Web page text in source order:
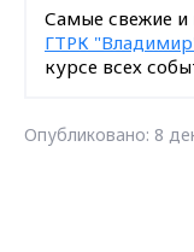
Самые свежие и
ГТРК
курсе всех
Опубликовано: 8